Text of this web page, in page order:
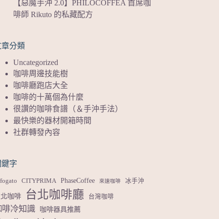
【惡魔手沖 2.0】PHILOCOFFEA 首席咖
啡師 Rikuto 的私藏配方
分類
Uncategorized
咖啡周邊技能樹
咖啡廳跑店大全
咖啡的十萬個為什麼
很讚的咖啡食譜（＆手沖手法）
最快樂的器材開箱時間
社群轉發內容
字
CITYPRIMA PhaseCoffee 來速咖啡 冰手沖
咖啡 台北咖啡廳 台灣咖啡
啡冷知識 咖啡器具推薦